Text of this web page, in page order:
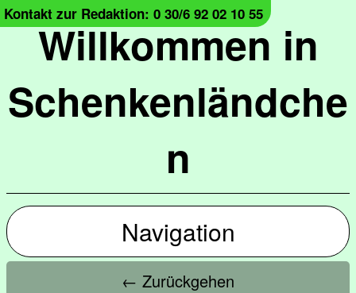
Willkommen in
Schenkenländche
n
Kontakt zur Redaktion: 0 30/6 92 02 10 55
Navigation
← Zurückgehen